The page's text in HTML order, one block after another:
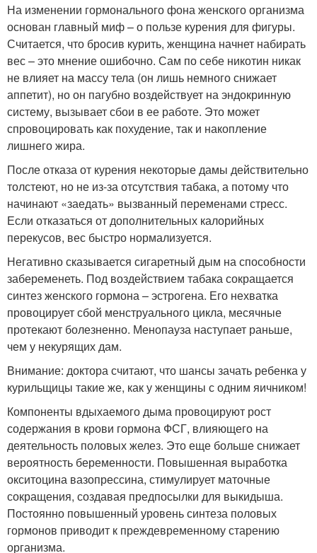
На изменении гормонального фона женского организма
основан главный миф – о пользе курения для фигуры.
Считается, что бросив курить, женщина начнет набирать
вес – это мнение ошибочно. Сам по себе никотин никак
не влияет на массу тела (он лишь немного снижает
аппетит), но он пагубно воздействует на эндокринную
систему, вызывает сбои в ее работе. Это может
спровоцировать как похудение, так и накопление
лишнего жира.
После отказа от курения некоторые дамы действительно
толстеют, но не из-за отсутствия табака, а потому что
начинают «заедать» вызванный переменами стресс.
Если отказаться от дополнительных калорийных
перекусов, вес быстро нормализуется.
Негативно сказывается сигаретный дым на способности
забеременеть. Под воздействием табака сокращается
синтез женского гормона – эстрогена. Его нехватка
провоцирует сбой менструального цикла, месячные
протекают болезненно. Менопауза наступает раньше,
чем у некурящих дам.
Внимание: доктора считают, что шансы зачать ребенка у
курильщицы такие же, как у женщины с одним яичником!
Компоненты вдыхаемого дыма провоцируют рост
содержания в крови гормона ФСГ, влияющего на
деятельность половых желез. Это еще больше снижает
вероятность беременности. Повышенная выработка
окситоцина вазопрессина, стимулирует маточные
сокращения, создавая предпосылки для выкидыша.
Постоянно повышенный уровень синтеза половых
гормонов приводит к преждевременному старению
организма.